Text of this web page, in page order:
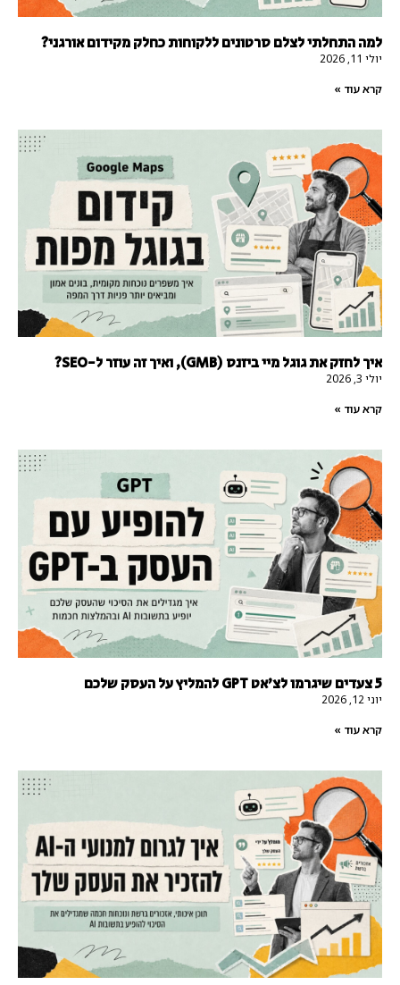
למה התחלתי לצלם סרטונים ללקוחות כחלק מקידום אורגני?
יולי 11, 2026
קרא עוד »
איך לחזק את גוגל מיי ביזנס (GMB), ואיך זה עוזר ל-SEO?
יולי 3, 2026
קרא עוד »
5 צעדים שיגרמו לצ'אט GPT להמליץ על העסק שלכם
יוני 12, 2026
קרא עוד »